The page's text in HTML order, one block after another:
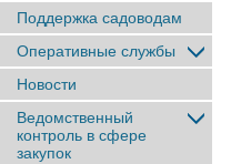
Поддержка садоводам
Оперативные службы
Новости
Ведомственный
контроль в сфере
закупок